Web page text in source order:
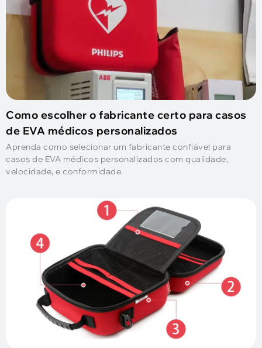
Como escolher o fabricante certo para casos
de EVA médicos personalizados
Aprenda como selecionar um fabricante confiável para
casos de EVA médicos personalizados com qualidade,
velocidade, e conformidade.